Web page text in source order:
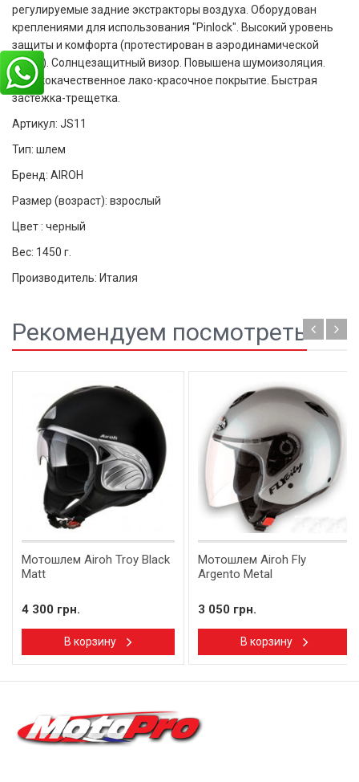
регулируемые задние экстракторы воздуха. Оборудован
креплениями для использования "Pinlock". Высокий уровень
защиты и комфорта (протестирован в аэродинамической
трубе). Солнцезащитный визор. Повышена шумоизоляция.
Высококачественное лако-красочное покрытие. Быстрая
застежка-трещетка.
Артикул: JS11
Тип: шлем
Бренд: AIROH
Размер (возраст): взрослый
Цвет : черный
Вес: 1450 г.
Производитель: Италия
Рекомендуем посмотреть
Мотошлем Airoh Troy Black
Matt
4 300 грн.
В корзину
Мотошлем Airoh Fly
Argento Metal
3 050 грн.
В корзину